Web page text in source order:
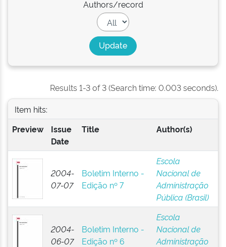
Authors/record
Results 1-3 of 3 (Search time: 0.003 seconds).
Item hits:
Preview
Issue
Date
Title Author(s)
2004-
07-07
Boletim Interno -
Edição nº 7
Escola
Nacional de
Administração
Pública (Brasil)
2004-
06-07
Boletim Interno -
Edição nº 6
Escola
Nacional de
Administração